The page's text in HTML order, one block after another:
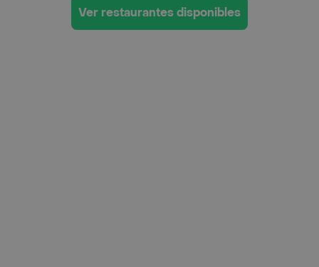
Ver restaurantes disponibles